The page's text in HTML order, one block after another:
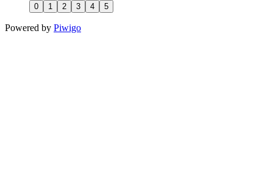
Powered by Piwigo